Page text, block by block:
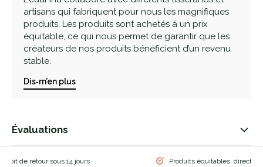
artisans qui fabriquent pour nous les magnifiques
produits. Les produits sont achetés à un prix
équitable, ce qui nous permet de garantir que les
créateurs de nos produits bénéficient d’un revenu
stable.
Dis‑m’en plus
Évaluations
de retour sous 14 jours Produits équitables,